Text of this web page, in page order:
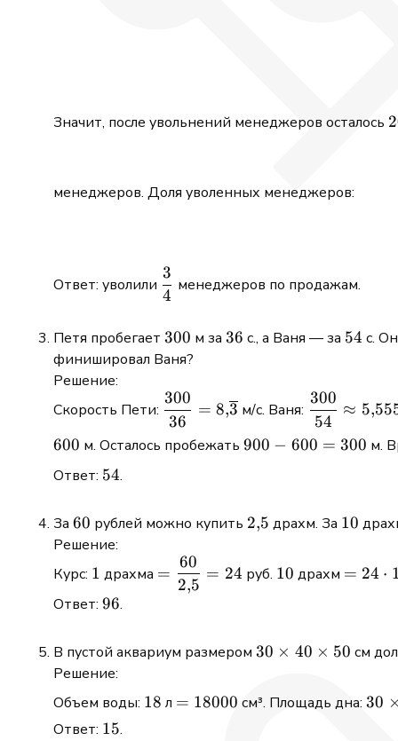
Значит, после увольнений менеджеров осталось
менеджеров. Доля уволенных менеджеров:
Ответ: уволили \dfrac{3}
{4}
4
3
менеджеров по продажам.
Петя пробегает 300
300 м за 36
36 с., а Ваня — за 54
54 с.
финишировал Ваня?
Решение:
Скорость Пети: \dfrac{300}
{36} =
8{,}\overline{3}
36
300
= 8,3 м/с. Ваня: \dfrac{300}
{54}
\approx
54
300
≈ 5,
600 м. Осталось пробежать 900
-
300
900 − 600 = 300 м.
Ответ: 54
54.
За 60
60 рублей можно купить 2{,}5
2,5 драхм. За 10
10
Решение:
Курс: 1
1 драхма
\dfrac{60}
=
2,5
60
= 24 руб. 10
10 драхм
= 24
\cdot
= 24 ⋅
Ответ: 96
96.
В пустой аквариум размером 30\times
30 × 40 × 50 см
Решение:
Объем воды: 18
18 л
18000
= 18000 см³. Площадь дна:30
30
Ответ: 15
15.